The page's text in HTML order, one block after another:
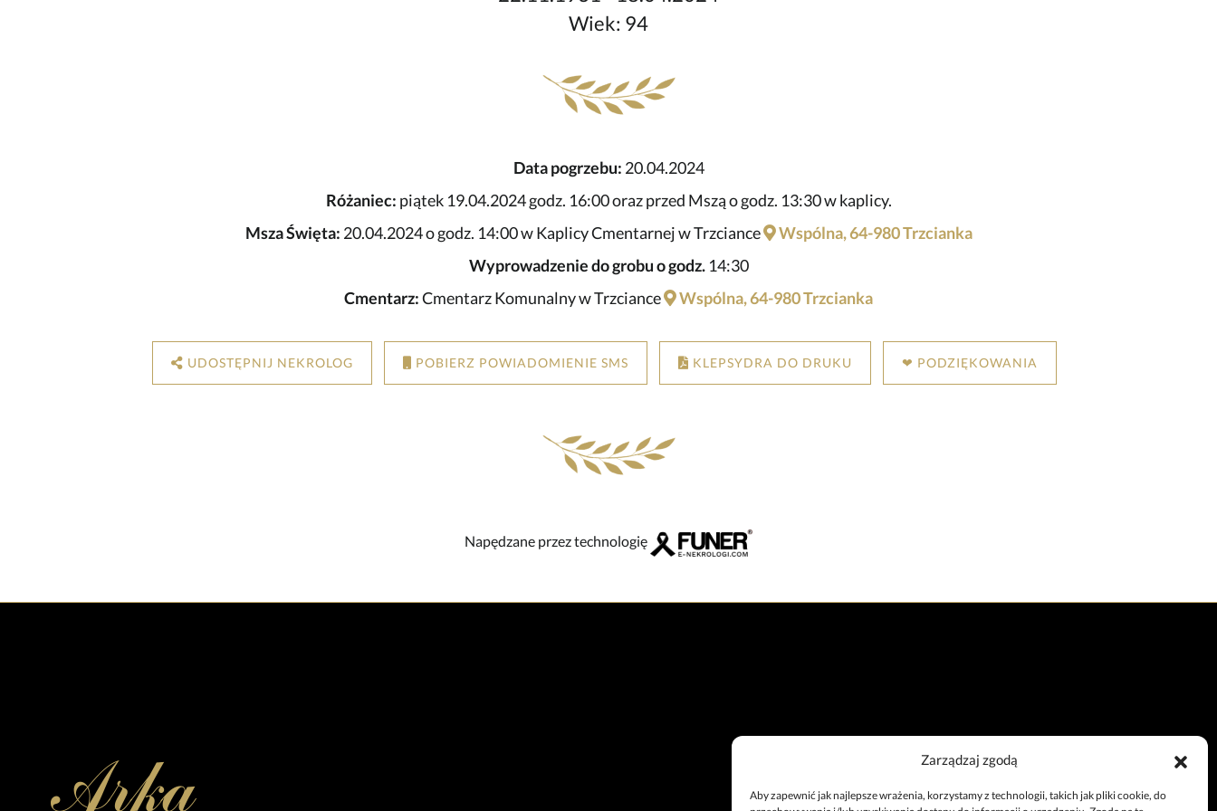
Zarządzaj zgodą
Aby zapewnić jak najlepsze wrażenia, korzystamy z technologii, takich jak pliki cookie, do
Wiek: 94
Data pogrzebu: 20.04.2024
Różaniec: piątek 19.04.2024 godz. 16:00 oraz przed Mszą o godz. 13:30 w kaplicy.
Msza Święta: 20.04.2024 o godz. 14:00 w Kaplicy Cmentarnej w Trzciance
Wspólna, 64-980 Trzcianka
Wyprowadzenie do grobu o godz.14:30
Cmentarz:Cmentarz Komunalny w Trzciance Wspólna, 64-980 Trzcianka
UDOSTĘPNIJ NEKROLOG POBIERZ POWIADOMIENIE SMS KLEPSYDRA DO DRUKU ❤ PODZIĘKOWANIA
Napędzane przez technologię
Całodobowy telefon